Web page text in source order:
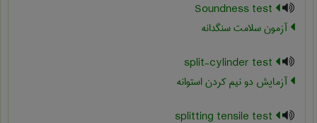
آزمون سلامت سنگدانه
آزمایش دو نیم کردن استوانه